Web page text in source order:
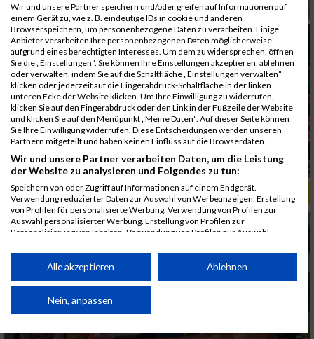
ALBUM B2RUN KÖLN / 05.09.2019
Wir und unsere Partner speichern und/oder greifen auf Informationen auf
einem Gerät zu, wie z. B. eindeutige IDs in cookie und anderen
Browserspeichern, um personenbezogene Daten zu verarbeiten. Einige
Anbieter verarbeiten Ihre personenbezogenen Daten möglicherweise
aufgrund eines berechtigten Interesses. Um dem zu widersprechen, öffnen
Sie die „Einstellungen“. Sie können Ihre Einstellungen akzeptieren, ablehnen
oder verwalten, indem Sie auf die Schaltfläche „Einstellungen verwalten“
klicken oder jederzeit auf die Fingerabdruck-Schaltfläche in der linken
unteren Ecke der Website klicken. Um Ihre Einwilligung zu widerrufen,
klicken Sie auf den Fingerabdruck oder den Link in der Fußzeile der Website
und klicken Sie auf den Menüpunkt „Meine Daten“. Auf dieser Seite können
Sie Ihre Einwilligung widerrufen. Diese Entscheidungen werden unseren
Partnern mitgeteilt und haben keinen Einfluss auf die Browserdaten.
Wir und unsere Partner verarbeiten Daten, um die Leistung
der Website zu analysieren und Folgendes zu tun:
Speichern von oder Zugriff auf Informationen auf einem Endgerät.
Verwendung reduzierter Daten zur Auswahl von Werbeanzeigen. Erstellung
von Profilen für personalisierte Werbung. Verwendung von Profilen zur
Auswahl personalisierter Werbung. Erstellung von Profilen zur
Personalisierung von Inhalten. Verwendung von Profilen zur Auswahl
Performance von Inhalten. Analyse von Zielgruppen durch Statistiken oder
Kombinationen von Daten aus verschiedenen Quellen. Entwicklung und
von Inhalten.
Daten können außerhalb der Europäischen Union weitergegeben und in die
Website/App.
Alle akzeptieren Ablehnen
Nein, anpassen